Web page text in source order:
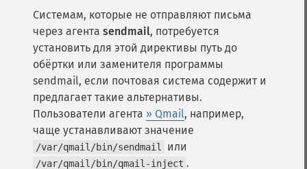
Системам, которые не отправляют письма
через агента sendmail, потребуется
установить для этой директивы путь до
обёртки или заменителя программы
sendmail, если почтовая система содержит и
предлагает такие альтернативы.
Пользователи агента » Qmail, например,
чаще устанавливают значение
/var/qmail/bin/sendmail или
/var/qmail/bin/qmail-inject .